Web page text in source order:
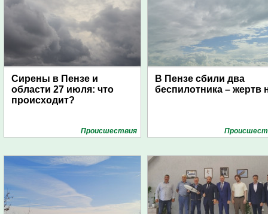
Сирены в Пензе и
области 27 июля: что
происходит?
Проиcшествия
В Пензе сбили два
беспилотника – жертв